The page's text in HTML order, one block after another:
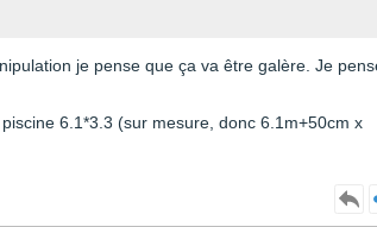
je pense que ça va être galère. Je
6.1*3.3 (sur mesure, donc 6.1m+50cm x